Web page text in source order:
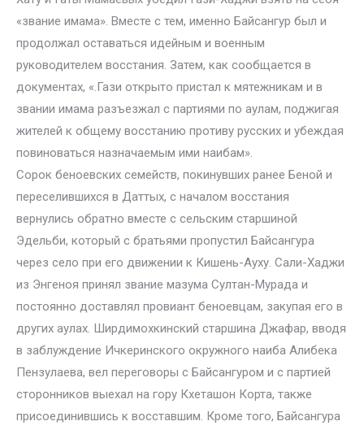
«звание имама». Вместе с тем, именно Байсангур был и
продолжал оставаться идейным и военным
руководителем восстания. Затем, как сообщается в
документах, «.Гази открыто пристал к мятежникам и в
звании имама разъезжал с партиями по аулам, поджигая
жителей к общему восстанию противу русских и убеждая
повиноваться назначаемым ими наибам».
Сорок беноевских семейств, покинувших ранее Беной и
переселившихся в Даттых, с началом восстания
вернулись обратно вместе с сельским старшиной
Эдельби, который с братьями пропустил Байсангура
через село при его движении к Кишень-Ауху. Сали-Хаджи
из Энгеноя принял звание мазума Султан-Мурада и
постоянно доставлял провиант беноевцам, закупая его в
других аулах. Ширдимохкинский старшина Джафар, вводя
в заблуждение Ичкеринского окружного наиба Алибека
Пензулаева, вел переговоры с Байсангуром и с партией
сторонников выехал на гору Кхеташон Корта, также
присоединившись к восставшим. Кроме того, Байсангура